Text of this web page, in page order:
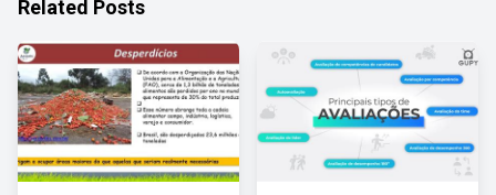
Related Posts